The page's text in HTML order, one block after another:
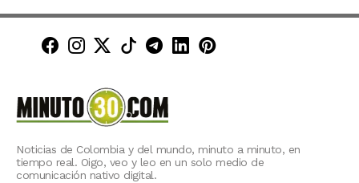
Minuto30 en Facebook
Minuto30 en Instagram
Minuto30 en X (Twitter)
Minuto30 en TikTok
Canal de Minuto30 en
Minuto30 en LinkedIn
Minuto30 en
Noticias de Colombia y del mundo, minuto a minuto, en
tiempo real. Oigo, veo y leo en un solo medio de
comunicación nativo digital.